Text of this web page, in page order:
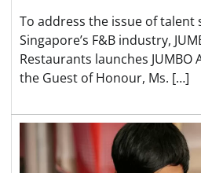
To address the issue of talent
Singapore’s F&B industry,
Restaurants launches JUMBO
the Guest of Honour, Ms. […]